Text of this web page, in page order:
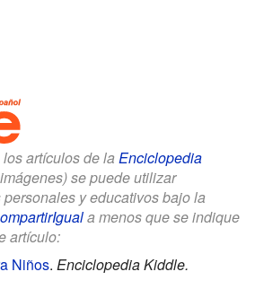
artículos de la Enciclopedia
se puede utilizar
y educativos bajo la
a menos que se indique
artículo:
Niños. Enciclopedia Kiddle.